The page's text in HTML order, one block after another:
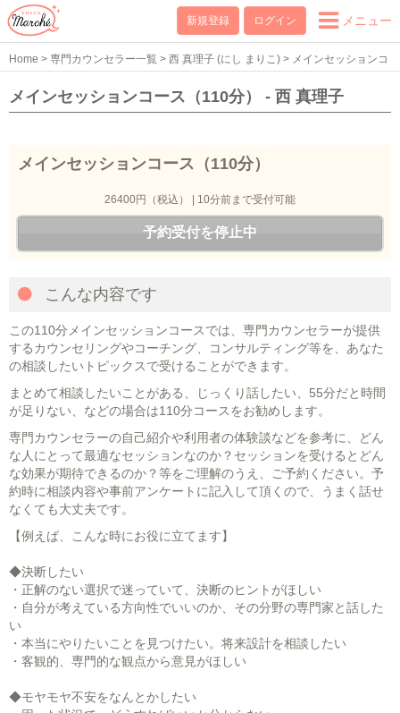
新規登録 ログイン メニュー
Home > 専門カウンセラー一覧 > 西 真理子 (にし まりこ) > メインセッションコ
ース（110分）
メインセッションコース（110分） - 西 真理子
メインセッションコース（110分）
26400円（税込） | 10分前まで受付可能
予約受付を停止中
こんな内容です
この110分メインセッションコースでは、専門カウンセラーが提供
するカウンセリングやコーチング、コンサルティング等を、あなた
の相談したいトピックスで受けることができます。
まとめて相談したいことがある、じっくり話したい、55分だと時間
が足りない、などの場合は110分コースをお勧めします。
専門カウンセラーの自己紹介や利用者の体験談などを参考に、どん
な人にとって最適なセッションなのか？セッションを受けるとどん
な効果が期待できるのか？等をご理解のうえ、ご予約ください。予
約時に相談内容や事前アンケートに記入して頂くので、うまく話せ
なくても大丈夫です。
【例えば、こんな時にお役に立てます】
◆決断したい
・正解のない選択で迷っていて、決断のヒントがほしい
・自分が考えている方向性でいいのか、その分野の専門家と話した
い
・本当にやりたいことを見つけたい。将来設計を相談したい
・客観的、専門的な観点から意見がほしい
◆モヤモヤ不安をなんとかしたい